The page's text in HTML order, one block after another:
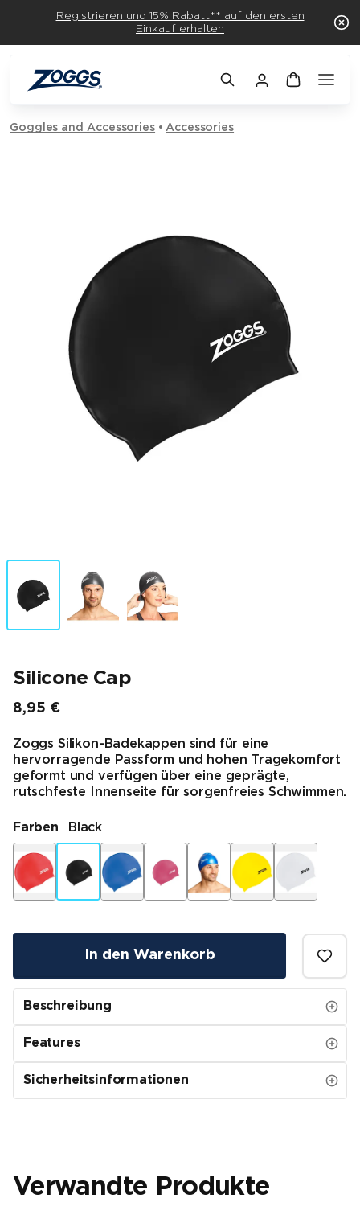
Registrieren und 15% Rabatt** auf den ersten
Einkauf erhalten
Goggles and Accessories Accessories
Silicone Cap
8,95 €
Endpreis
Zoggs Silikon-Badekappen sind für eine
hervorragende Passform und hohen Tragekomfort
geformt und verfügen über eine geprägte,
rutschfeste Innenseite für sorgenfreies Schwimmen.
Farben Black
In den Warenkorb
Beschreibung
Features
Sicherheitsinformationen
Verwandte Produkte